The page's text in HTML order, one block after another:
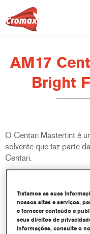
AM17
Bright
O Centari Mastertint é
solvente que faz parte
Centari.
Características do
Sistema de pintura
fácil utilização.
Um equipamento de
qualidades de tinta
Tratamos as suas
nossos sites e serviços,
e fornecer conteúdo e
seus direitos de
informações, consulte o